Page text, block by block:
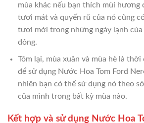
mùa khác nếu bạn thích mùi hương
tươi mát và quyến rũ của nó cũng
tươi mới trong những ngày lạnh của
đông.
Tóm lại, mùa xuân và mùa hè là
để sử dụng Nước Hoa Tom Ford
nhiên bạn có thể sử dụng nó theo
của mình trong bất kỳ mùa nào.
Kết hợp và sử dụng Nước Hoa